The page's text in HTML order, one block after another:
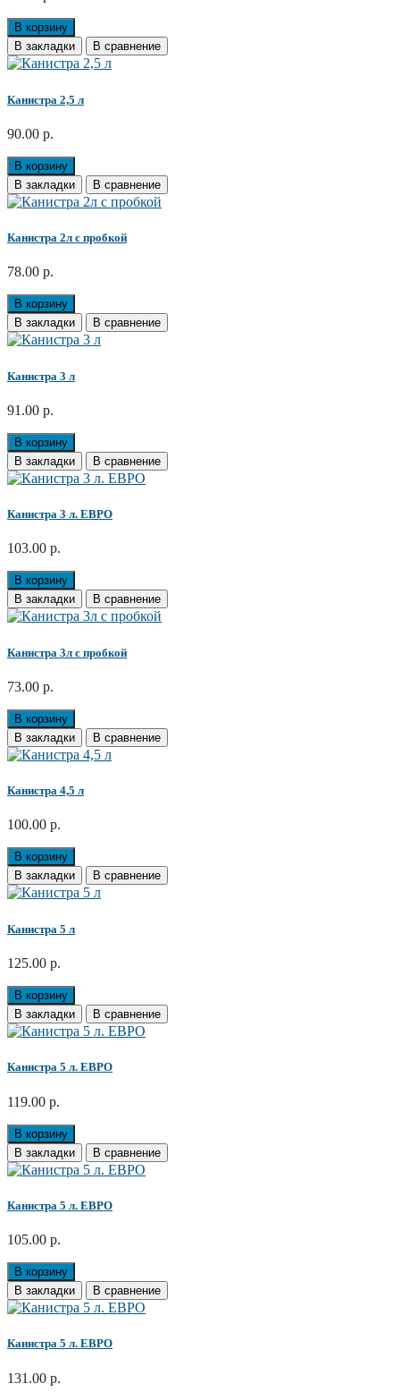
В корзину
В закладки
В сравнение
Канистра 2,5 л
90.00 р.
В корзину
В закладки
В сравнение
Канистра 2л с пробкой
78.00 р.
В корзину
В закладки
В сравнение
Канистра 3 л
91.00 р.
В корзину
В закладки
В сравнение
Канистра 3 л. ЕВРО
103.00 р.
В корзину
В закладки
В сравнение
Канистра 3л с пробкой
73.00 р.
В корзину
В закладки
В сравнение
Канистра 4,5 л
100.00 р.
В корзину
В закладки
В сравнение
Канистра 5 л
125.00 р.
В корзину
В закладки
В сравнение
Канистра 5 л. ЕВРО
119.00 р.
В корзину
В закладки
В сравнение
Канистра 5 л. ЕВРО
105.00 р.
В корзину
В закладки
В сравнение
Канистра 5 л. ЕВРО
131.00 р.